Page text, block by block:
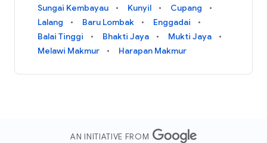
Sungai Kembayau
Kunyil
Cupang
Lalang
Baru Lombak
Enggadai
Balai Tinggi
Bhakti Jaya
Mukti Jaya
Melawi Makmur
Harapan Makmur
AN INITIATIVE FROM